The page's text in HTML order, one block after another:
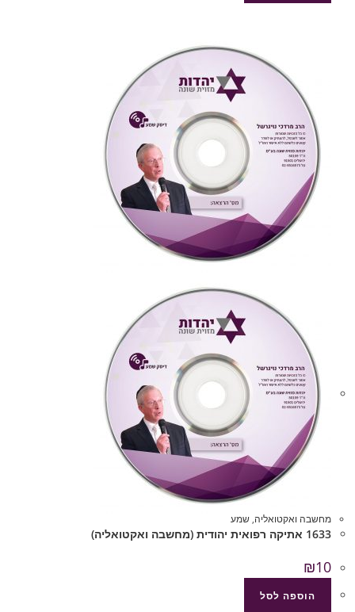
מחשבה ואקטואליה, שמע
1633 אתיקה רפואית יהודית (מחשבה ואקטואליה)
₪10
הוספה לסל